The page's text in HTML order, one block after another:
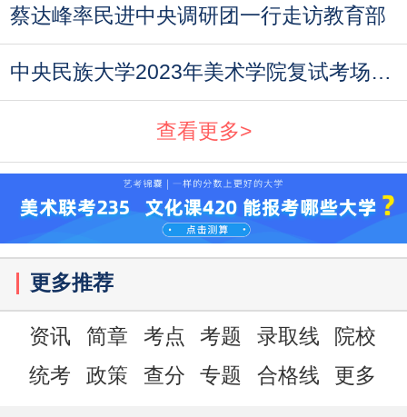
蔡达峰率民进中央调研团一行走访教育部
中央民族大学2023年美术学院复试考场规则与考
查看更多>
更多推荐
资讯 简章 考点 考题 录取线
院校
统考
政策 查分 专题 合格线 更多